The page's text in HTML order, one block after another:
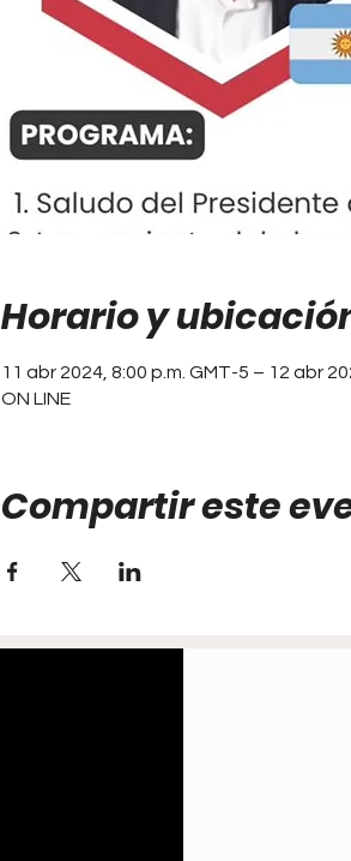
Horario y
11 abr 2024, 8:00 p.m. GMT-5 – 12 abr
ON LINE
Compartir este